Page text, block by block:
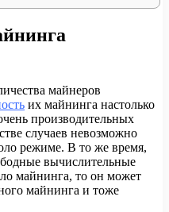
майнеров
их майнинга настолько
производительных
случаев невозможно
режиме. В то же время,
вычислительные
майнинга, то он может
майнинга и тоже